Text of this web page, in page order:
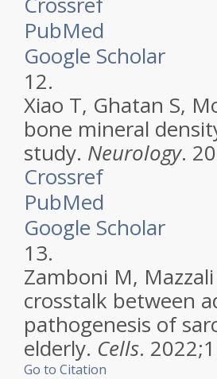
PubMed
Google Scholar
12.
Xiao T, Ghatan S,
bone mineral
study. Neurology.
Crossref
PubMed
Google Scholar
13.
Zamboni M,
crosstalk between
pathogenesis of
elderly. Cells.
Go to Citation